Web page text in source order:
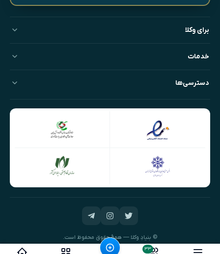
۳۳
برای وکلا
خدمات
دسترسی‌ها
© بنیادِ وکلا — همهٔ حقوق محفوظ است.
طراحی و توسعه:نیک‌داده‌پرداز